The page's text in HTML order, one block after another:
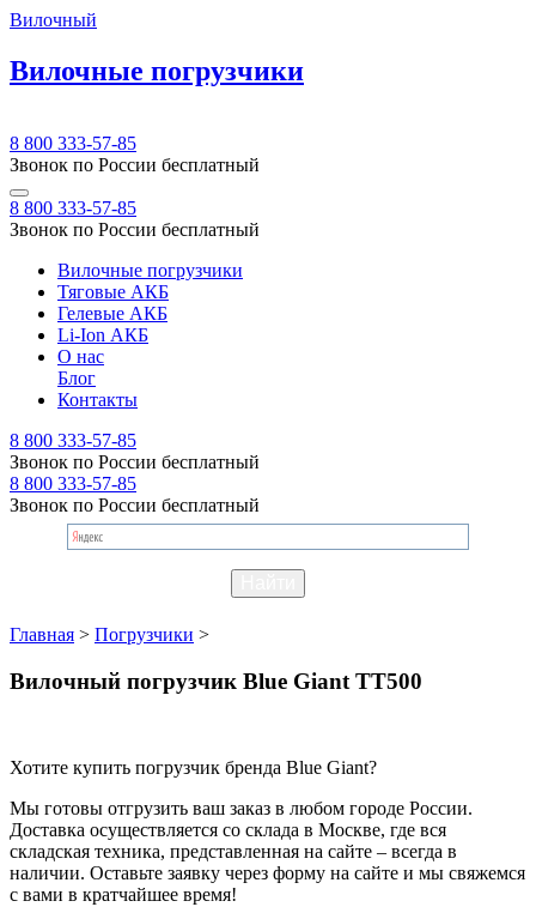
Вилочный
Вилочные погрузчики
8 800 333-57-85
Звонок по России бесплатный
8 800 333-57-85
Звонок по России бесплатный
Вилочные погрузчики
Тяговые АКБ
Гелевые АКБ
Li-Ion АКБ
О нас
Блог
Контакты
8 800 333-57-85
Звонок по России бесплатный
8 800 333-57-85
Звонок по России бесплатный
Главная > Погрузчики >
Вилочный погрузчик Blue Giant TT500
Хотите купить погрузчик бренда Blue Giant?
Мы готовы отгрузить ваш заказ в любом городе России.
Доставка осуществляется со склада в Москве, где вся
складская техника, представленная на сайте – всегда в
наличии. Оставьте заявку через форму на сайте и мы свяжемся
с вами в кратчайшее время!